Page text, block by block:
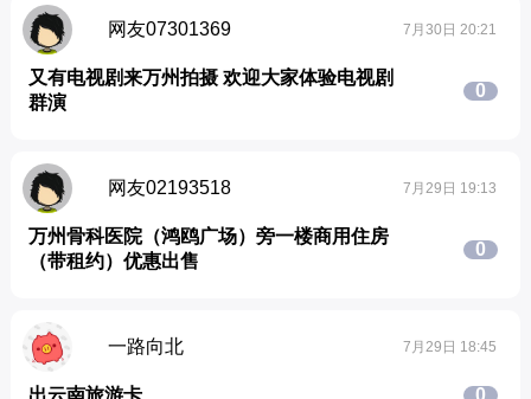
网友07301369 7月30日 20:21
又有电视剧来万州拍摄 欢迎大家体验电视剧
群演
0
网友02193518 7月29日 19:13
万州骨科医院（鸿鸥广场）旁一楼商用住房
（带租约）优惠出售
0
一路向北 7月29日 18:45
出云南旅游卡 0